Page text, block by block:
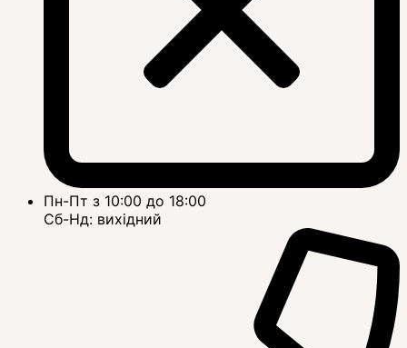
Пн-Пт з 10:00 до 18:00
Сб-Нд: вихідний